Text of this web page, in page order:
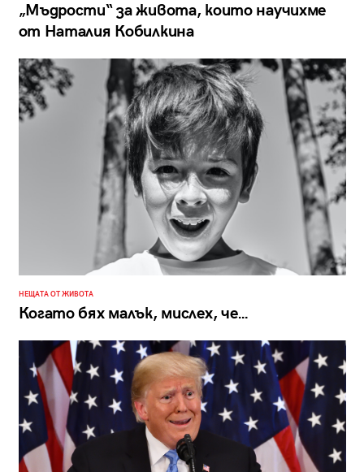
„Мъдрости“ за живота, които научихме
от Наталия Кобилкина
НЕЩАТА ОТ ЖИВОТА
Когато бях малък, мислех, че…